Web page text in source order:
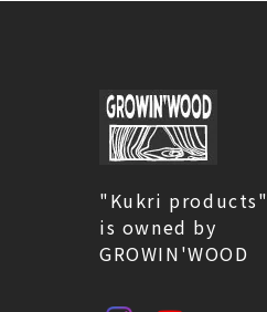
"Kukri products"
is owned by
GROWIN'WOOD